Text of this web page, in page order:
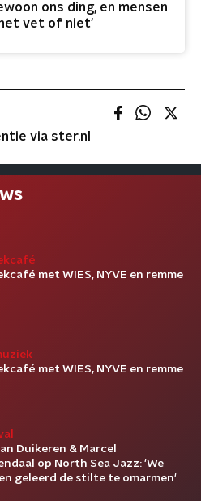
ons ding, en mensen
vet of niet'
via ster.nl
met WIES, NYVE en remme
met WIES, NYVE en remme
Duikeren & Marcel
op North Sea Jazz: 'We
geleerd de stilte te omarmen'